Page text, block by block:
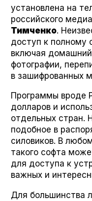
установлена на
российского
Тимченко.
доступ к полному
включая
фотографии,
в зашифрованных
Программы вроде
долларов и
отдельных стран.
подобное в
силовиков. В
такого софта
для доступа к
важных и
Для большинства